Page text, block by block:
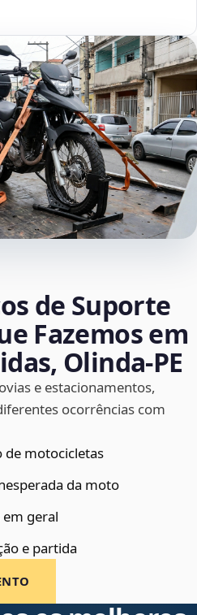
de Suporte
Fazemos em
Olinda‑PE
e estacionamentos,
ocorrências com
motocicletas
da moto
geral
e partida